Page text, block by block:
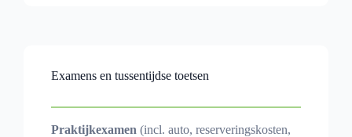
Examens en tussentijdse toetsen
Praktijkexamen (incl. auto, reserveringskosten,